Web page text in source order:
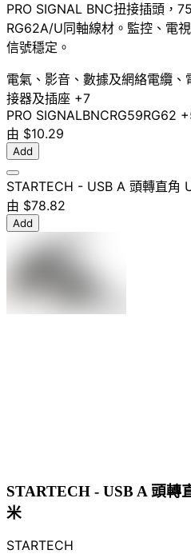
PRO SIGNAL BNC扭接插頭，
RG62A/U同軸線材。監控、電
信號穩定。
電氣、影音、數據及網絡電纜、
接器及插座 +7
PRO SIGNALBNCRG59RG62
由 $10.29
Add
STARTECH - USB A 頭轉直角
由 $78.82
Add
STARTECH - USB A 頭轉
米
STARTECH